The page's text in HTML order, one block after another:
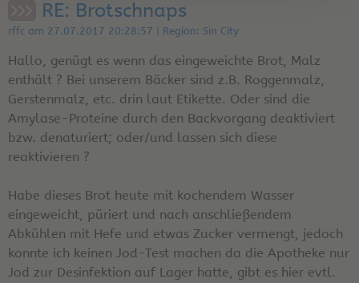
RE: Brotschnaps
rffc am 27.07.2017 20:28:57 | Region: Sin City
Hallo, genügt es wenn das eingeweichte Brot, Malz
enthält ? Bei unserem Bäcker sind z.B. Roggenmalz,
Gerstenmalz, etc. drin laut Etikette. Oder sind die
Amylase-Proteine durch den Backvorgang deaktiviert
bzw. denaturiert; oder/und lassen sich diese
reaktivieren ?
Habe dieses Brot heute mit kochendem Wasser
eingeweicht, püriert und nach anschließendem
Abkühlen mit Hefe und etwas Zucker vermengt, jedoch
konnte ich keinen Jod-Test machen da die Apotheke nur
Jod zur Desinfektion auf Lager hatte, gibt es hier evtl.